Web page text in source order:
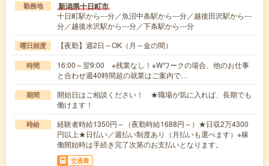
勤務地 新潟県十日町市
十日町駅から---分／魚沼中条駅から---分／越後田沢駅から---
分／越後水沢駅から---分／下条駅から---分
曜日頻度 【夜勤】週2日～OK（月～金の間）
時間
16:00～翌9:00 ※残業なし！※Wワークの場合、他のお仕事
と合わせ週40時間超の就業はご案内で…
期間
開始日はご相談ください！ ★職場が気に入れば、長期でも
働けます！
時給
経験者時給1350円～（夜勤時給1688円～）★日収2万4300
円以上★日払い／週払い制度あり（月払いも選べます）※稼
働開始時は手続き完了次第のお支払いとなります。
交通費